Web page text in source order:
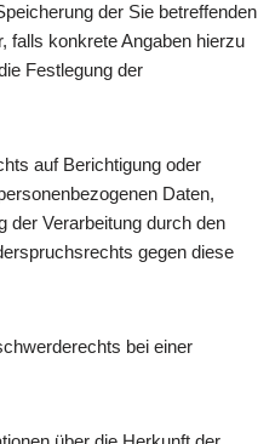
der Sie betreffenden
falls konkrete Angaben hierzu
Festlegung der
auf Berichtigung oder
Daten,
der Verarbeitung durch den
gegen diese
bei einer